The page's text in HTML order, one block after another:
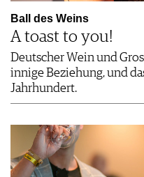
Ball des Weins
A toast to you!
Deutscher Wein und
innige Beziehung, und
Jahrhundert.